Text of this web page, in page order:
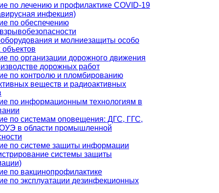
по лечению и профилактике COVID-19
инфекция)
по обеспечению
и молниезащиты особо
по организации дорожного движения
дорожных работ
по контролю и пломбированию
веществ и радиоактивных
по информационным технологиям в
по системам оповещения: ДГС, ГГС,
в области промышленной
по системе защиты информации
системы защиты
по вакцинопрофилактике
по эксплуатации дезинфекционных